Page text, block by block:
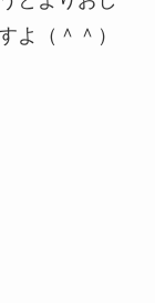
よ（＾＾）